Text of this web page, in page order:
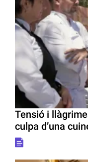
Tensió i
culpa d’una